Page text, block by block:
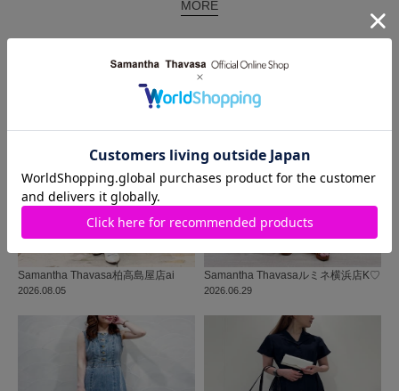
MORE
2026.08.05
Samantha Thavasa柏高島屋店ai
2026.06.29
Samantha Thavasaルミネ横浜店K♡